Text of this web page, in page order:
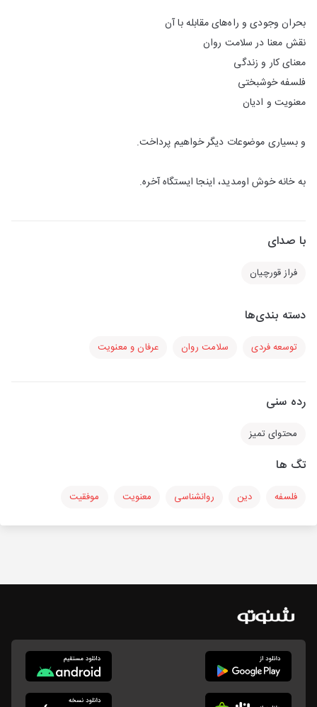
بحران وجودی و راه‌های مقابله با آن
نقش معنا در سلامت روان
معنای کار و زندگی
فلسفه خوشبختی
معنویت و ادیان
و بسیاری موضوعات دیگر خواهیم پرداخت.
به خانه خوش اومدید، اینجا ایستگاه آخره.
با صدای
فراز قورچیان
دسته بندی‌ها
توسعه فردی سلامت روان عرفان و معنویت
رده سنی
محتوای تمیز
تگ ها
فلسفه دین روانشناسی معنویت موفقیت